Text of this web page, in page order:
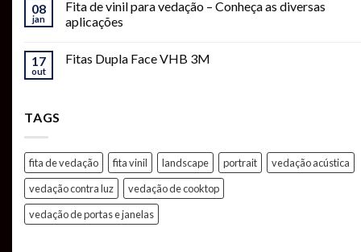
08
jan
Fita de vinil para vedação – Conheça as diversas
aplicações
17
out
Fitas Dupla Face VHB 3M
TAGS
fita de vedação fita vinil landscape portrait
vedação acústica
vedação contra luz
vedação de cooktop
vedação de portas e janelas